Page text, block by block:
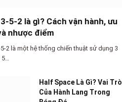
5-2 là gì? Cách vận hành, ưu
nhược điểm
2 là một hệ thống chiến thuật sử dụng 3
Half Space Là Gì? Vai Trò
Của Hành Lang Trong